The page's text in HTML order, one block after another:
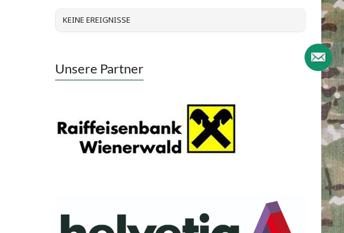
KEINE EREIGNISSE
Unsere Partner